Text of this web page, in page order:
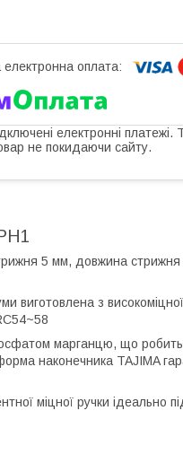
електронні
не покидаючи сайту.
5 мм, довжина
виготовлена з
марганцю, що робить
наконечника TAJIMA
міцної ручки ідеально